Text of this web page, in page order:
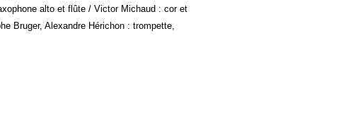
alto et flûte / Victor Michaud : cor et
Bruger, Alexandre Hérichon : trompette,